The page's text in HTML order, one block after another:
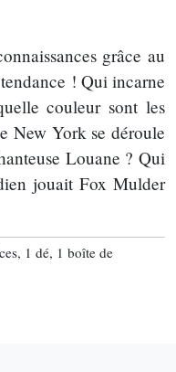
grâce au
! Qui incarne
couleur sont les
New York se déroule
Louane ? Qui
jouait Fox Mulder
1 dé, 1 boîte de